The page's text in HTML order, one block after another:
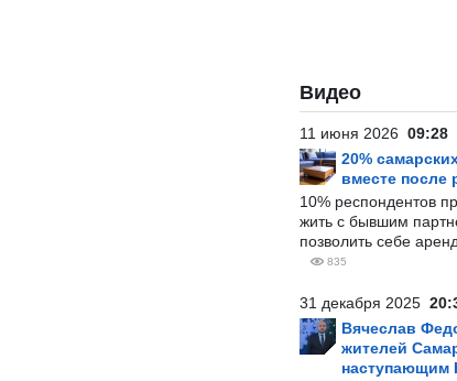
Видео
11 июня 2026 09:28
20%
вместе после
10% респондентов
жить с бывшим
позволить себе
835
31 декабря 2025
Вячеслав
жителей